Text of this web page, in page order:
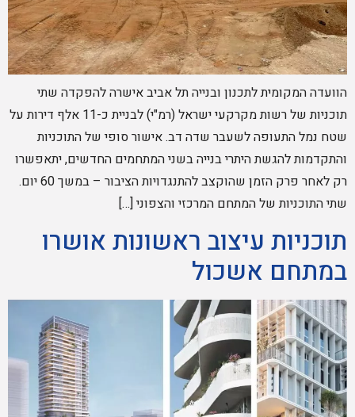
הוועדה המקומית לתכנון ובנייה תל אביב אישרה להפקדה שתי
תוכניות של רשות מקרקעי ישראל (רמ"י) לבניית כ-11 אלף דירות על
שטח נמל התעופה לשעבר שדה דב. אישור סופי של התוכניות
והתקדמות להגשת היתרי בנייה בשני המתחמים החדשים, יתאפשרו
רק לאחר פרק הזמן שהוקצב להתנגדויות הציבור – במשך 60 יום.
שתי התוכניות של המתחם המרכזי והצפוני […]
תוכניות עיצוב ראשונות אושרו
במתחם אשכול